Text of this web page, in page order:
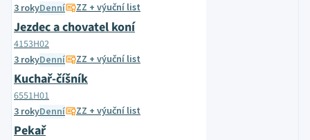
3 rokyDenní ZZ + výuční list
Jezdec a chovatel koní
4153H02
3 rokyDenní ZZ + výuční list
Kuchař-číšník
6551H01
3 rokyDenní ZZ + výuční list
Pekař